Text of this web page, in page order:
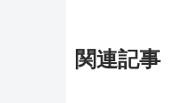
関連記事